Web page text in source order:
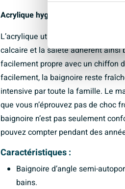
Acrylique hygiénique, facile
L’acrylique utilisé est blanc dans
calcaire et la saleté adhèrent ainsi
facilement propre avec un chiffon
facilement, la baignoire reste
intensive par toute la famille. Le
que vous n’éprouvez pas de choc
baignoire n’est pas seulement
pouvez compter pendant des
Caractéristiques :
Baignoire d’angle semi-
bains.